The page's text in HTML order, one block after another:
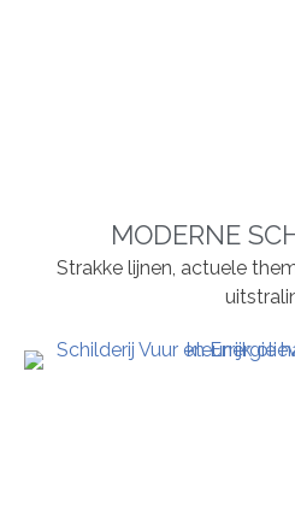
MODERNE
Strakke lijnen, actuele